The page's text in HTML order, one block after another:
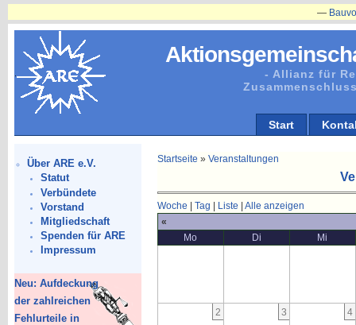
- Allianz für
Start
Über ARE e.V.
Statut
Verbündete
Vorstand
Mitgliedschaft
Spenden für ARE
Impressum
Neu: Aufdeckung
der zahlreichen
Fehlurteile in
Startseite » Veranstaltungen
Woche Tag Liste
Alle anzeigen
«
Mo
Di Mi
2 3 4